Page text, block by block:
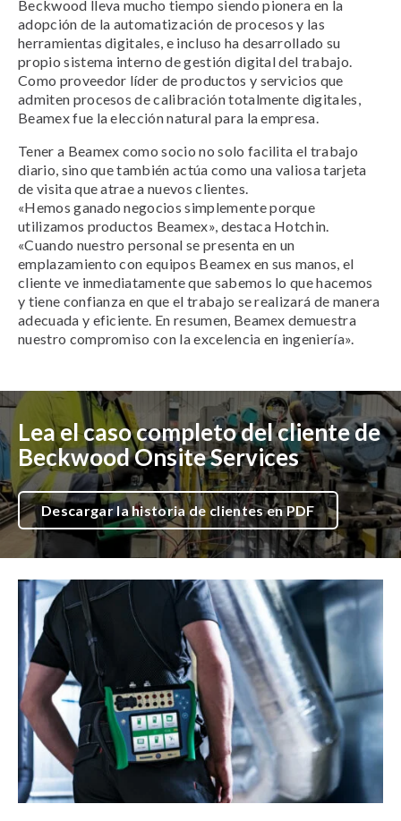
Beckwood lleva mucho tiempo siendo pionera en la
adopción de la automatización de procesos y las
herramientas digitales, e incluso ha desarrollado su
propio sistema interno de gestión digital del trabajo.
Como proveedor líder de productos y servicios que
admiten procesos de calibración totalmente digitales,
Beamex fue la elección natural para la empresa.
Tener a Beamex como socio no solo facilita el trabajo
diario, sino que también actúa como una valiosa tarjeta
de visita que atrae a nuevos clientes.
«Hemos ganado negocios simplemente porque
utilizamos productos Beamex», destaca Hotchin.
«Cuando nuestro personal se presenta en un
emplazamiento con equipos Beamex en sus manos, el
cliente ve inmediatamente que sabemos lo que hacemos
y tiene confianza en que el trabajo se realizará de manera
adecuada y eficiente. En resumen, Beamex demuestra
nuestro compromiso con la excelencia en ingeniería».
Lea el caso completo del cliente de
Beckwood Onsite Services
Descargar la historia de clientes en PDF